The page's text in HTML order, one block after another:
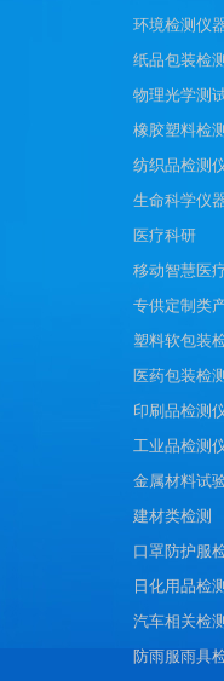
环境检测仪
纸品包装检
物理光学测
橡胶塑料检
纺织品检测
生命科学仪
医疗科研
移动智慧医
专供定制类
塑料软包装
医药包装检
印刷品检测
工业品检测
金属材料试
建材类检测
口罩防护服
日化用品检
汽车相关检
防雨服雨具